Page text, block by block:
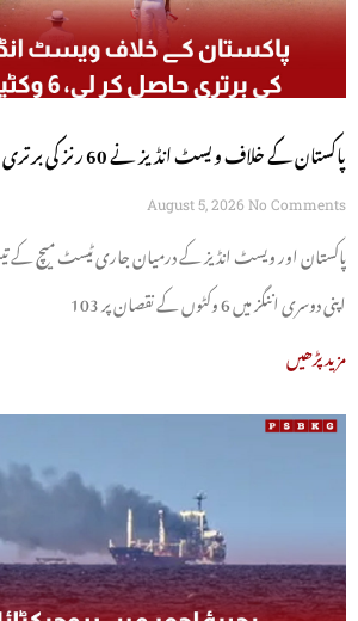
گئیں
August 5, 2026 No Comments
پاکستان اور ویسٹ انڈیز کے درمیان جاری ٹیسٹ میچ
اپنی دوسری اننگز میں 6 وکٹوں کے نقصان پر 103
مزید پڑھیں